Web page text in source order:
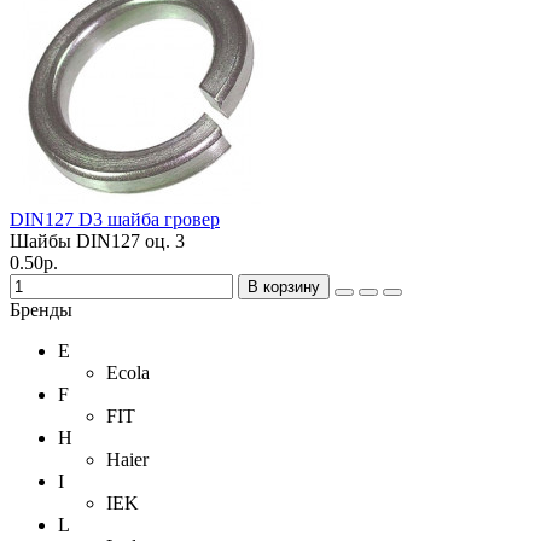
DIN127 D3 шайба гровер
Шайбы DIN127 оц. 3
0.50р.
В корзину
Бренды
E
Ecola
F
FIT
H
Haier
I
IEK
L